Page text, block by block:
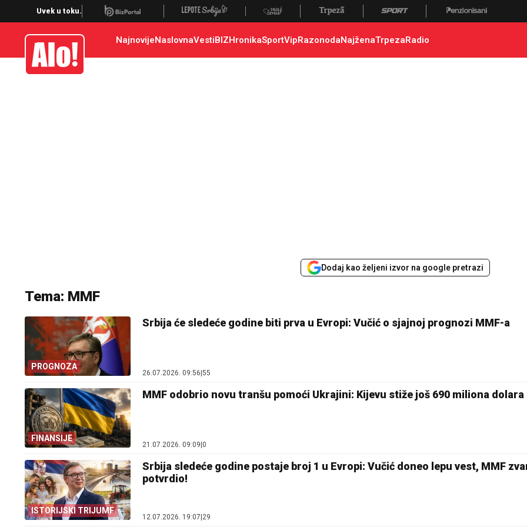
Uvek u toku.
Alo NajnovijeNaslovnaVestiBIZHronikaSportVipRazonodaNajženaTrpezaRadio
Dodaj kao željeni izvor na google pretrazi
Tema: MMF
PROGNOZA
Srbija će sledeće godine biti prva u Evropi: Vučić o sjajnoj prognozi MMF-a
26.07.2026. 09:56 55
FINANSIJE
MMF odobrio novu tranšu pomoći Ukrajini: Kijevu stiže još 690 miliona dolara
21.07.2026. 09:09 0
ISTORIJSKI TRIJUMF
Srbija sledeće godine postaje broj 1 u Evropi: Vučić doneo lepu vest, MMF
potvrdio!
12.07.2026. 19:07|29